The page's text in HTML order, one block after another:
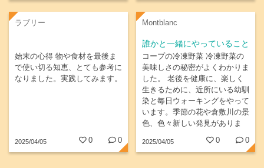
ームメイトで高身長のピッチャ
ーなのですが、まさに絵に描い
たような王子さまの風貌で
す。...
ラブリー
始末の心得 物や食材を最後ま
で使い切る知恵、とても参考に
なりました。実践してみます。
2025/04/05 0 0
Montblanc
誰かと一緒にやっていること
コープの冷凍野菜 冷凍野菜の
美味しさの秘密がよくわかりま
した。 老後を健康に、楽しく
生きるために、近所にいる幼馴
染と毎日ウォーキングをやって
います。季節の花や倉敷川の景
色、色々新しい発見がありま
2025/04/05 0 0